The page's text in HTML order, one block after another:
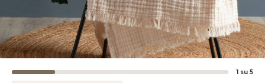
1 su 5